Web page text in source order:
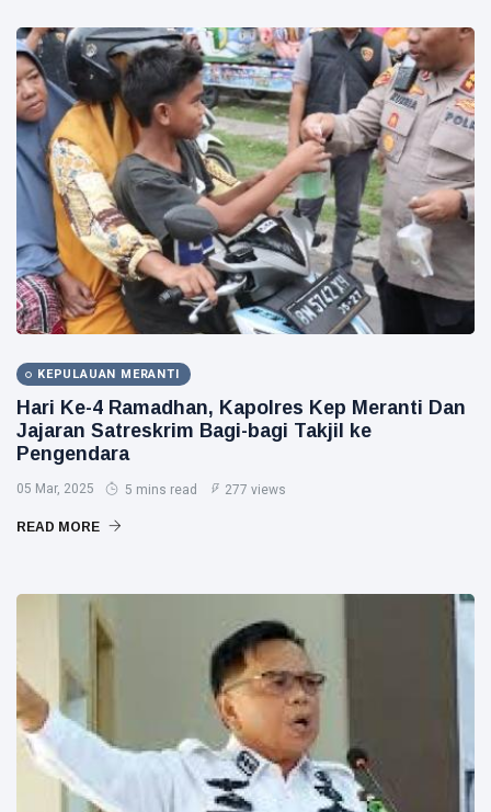
KEPULAUAN MERANTI
Hari Ke-4 Ramadhan, Kapolres Kep Meranti Dan
Jajaran Satreskrim Bagi-bagi Takjil ke
Pengendara
05 Mar, 2025 5 mins read 277 views
READ MORE